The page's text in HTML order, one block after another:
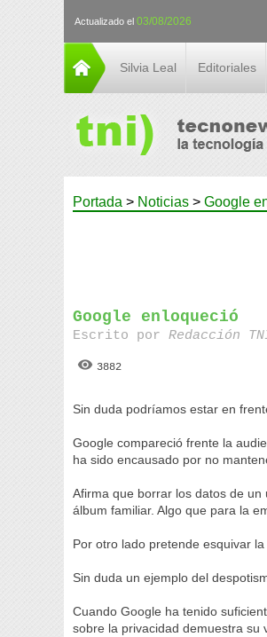
Actualizado el 03/08/2026
Silvia Leal Editoriales
Portada > Noticias > Google
Google enloqueció
Escrito porRedacción
3882
Sin duda podríamos estar en
Google compareció frente la
ha sido encausado por no
Afirma que borrar los datos de
álbum familiar. Algo que para la
Por otro lado pretende esquivar
Sin duda un ejemplo del
Cuando Google ha tenido
sobre la privacidad demuestra su